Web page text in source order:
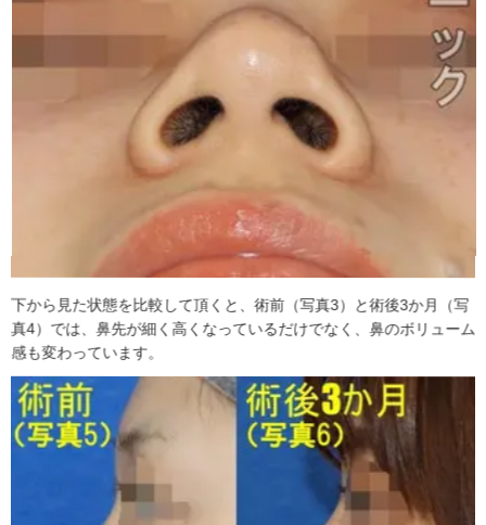
下から見た状態を比較して頂くと、術前（写真3）と術後3か月（写
真4）では、鼻先が細く高くなっているだけでなく、鼻のボリューム
感も変わっています。